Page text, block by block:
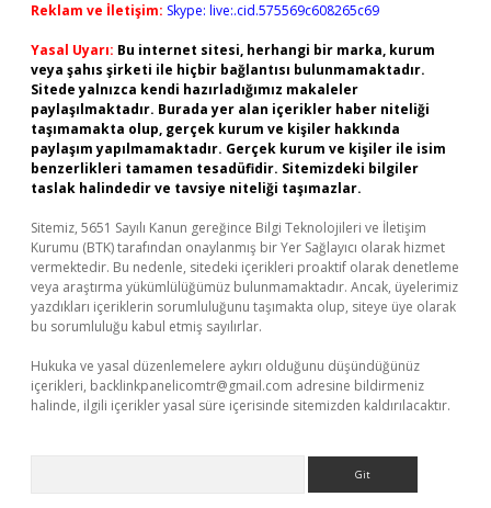
Reklam ve İletişim: Skype: live:.cid.575569c608265c69
Yasal Uyarı: Bu internet sitesi, herhangi bir marka, kurum
veya şahıs şirketi ile hiçbir bağlantısı bulunmamaktadır.
Sitede yalnızca kendi hazırladığımız makaleler
paylaşılmaktadır. Burada yer alan içerikler haber niteliği
taşımamakta olup, gerçek kurum ve kişiler hakkında
paylaşım yapılmamaktadır. Gerçek kurum ve kişiler ile isim
benzerlikleri tamamen tesadüfidir. Sitemizdeki bilgiler
taslak halindedir ve tavsiye niteliği taşımazlar.
Sitemiz, 5651 Sayılı Kanun gereğince Bilgi Teknolojileri ve İletişim
Kurumu (BTK) tarafından onaylanmış bir Yer Sağlayıcı olarak hizmet
vermektedir. Bu nedenle, sitedeki içerikleri proaktif olarak denetleme
veya araştırma yükümlülüğümüz bulunmamaktadır. Ancak, üyelerimiz
yazdıkları içeriklerin sorumluluğunu taşımakta olup, siteye üye olarak
bu sorumluluğu kabul etmiş sayılırlar.
Hukuka ve yasal düzenlemelere aykırı olduğunu düşündüğünüz
içerikleri, backlinkpanelicomtr@gmail.com adresine bildirmeniz
halinde, ilgili içerikler yasal süre içerisinde sitemizden kaldırılacaktır.